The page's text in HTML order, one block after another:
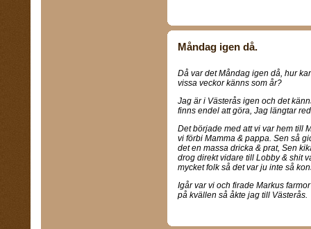
Måndag igen då.
Då var det Måndag igen då, hur
vissa veckor känns som år?
Jag är i Västerås igen och det
finns endel att göra, Jag längtar
Det började med att vi var hem till
vi förbi Mamma & pappa. Sen så
det en massa dricka & prat, Sen
drog direkt vidare till Lobby & shit
mycket folk så det var ju inte så
Igår var vi och firade Markus
på kvällen så åkte jag till Västerås.